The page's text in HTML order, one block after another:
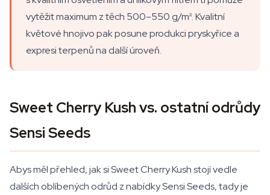
vytěžit maximum z těch 500–550 g/m². Kvalitní
květové hnojivo pak posune produkci pryskyřice a
expresi terpenů na další úroveň.
Sweet Cherry Kush vs. ostatní odrůdy
Sensi Seeds
Abys měl přehled, jak si Sweet Cherry Kush stojí vedle
dalších oblíbených odrůd z nabídky Sensi Seeds, tady je